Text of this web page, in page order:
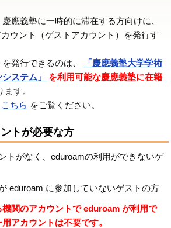
應義塾に一時的に滞在する方向けに、
ウント（ゲストアカウント）を発行す
発行できるのは、
「慶應義塾大学学術
ステム」
を利用可能な慶應義塾に在籍
ます。
こちら をご覧ください。
トが必要な方
トがなく、eduroamの利用ができないゲ
eduroam に参加していないゲストの方
関のアカウントで eduroam が利用で
アカウントは不要です。